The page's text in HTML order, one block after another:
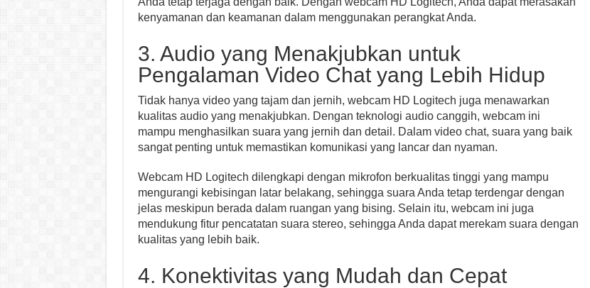
kenyamanan dan keamanan dalam menggunakan perangkat Anda.
3. Audio yang Menakjubkan untuk
Pengalaman Video Chat yang Lebih Hidup
Tidak hanya video yang tajam dan jernih, webcam HD Logitech juga menawarkan
kualitas audio yang menakjubkan. Dengan teknologi audio canggih, webcam ini
mampu menghasilkan suara yang jernih dan detail. Dalam video chat, suara yang baik
sangat penting untuk memastikan komunikasi yang lancar dan nyaman.
Webcam HD Logitech dilengkapi dengan mikrofon berkualitas tinggi yang mampu
mengurangi kebisingan latar belakang, sehingga suara Anda tetap terdengar dengan
jelas meskipun berada dalam ruangan yang bising. Selain itu, webcam ini juga
mendukung fitur pencatatan suara stereo, sehingga Anda dapat merekam suara dengan
kualitas yang lebih baik.
4. Konektivitas yang Mudah dan Cepat